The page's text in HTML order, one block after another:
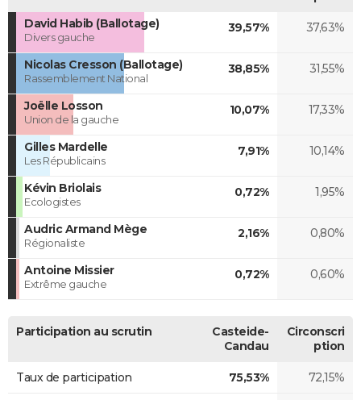
David Habib (Ballotage)
Divers gauche
39,57% 37,63%
Nicolas Cresson (Ballotage)
Rassemblement National
38,85% 31,55%
Joëlle Losson
Union de la gauche
10,07% 17,33%
Gilles Mardelle
Les Républicains
7,91% 10,14%
Kévin Briolais
Ecologistes
0,72% 1,95%
Audric Armand Mège
Régionaliste
2,16% 0,80%
Antoine Missier
Extrême gauche
0,72% 0,60%
Participation au scrutin
Casteide-
Candau
Circonscri
ption
Taux de participation 75,53% 72,15%